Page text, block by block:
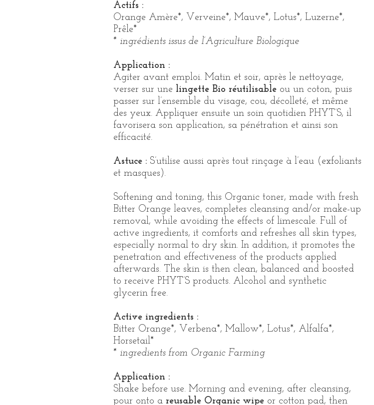
Actifs :
Orange Amère*, Verveine*, Mauve*, Lotus*, Luzerne*,
Prêle*
* ingrédients issus de l’Agriculture Biologique
Application :
Agiter avant emploi. Matin et soir, après le nettoyage,
verser sur une lingette Bio réutilisable ou un coton, puis
passer sur l’ensemble du visage, cou, décolleté, et même
des yeux. Appliquer ensuite un soin quotidien PHYT’S, il
favorisera son application, sa pénétration et ainsi son
efficacité.
Astuce : S’utilise aussi après tout rinçage à l’eau (exfoliants
et masques).
Softening and toning, this Organic toner, made with fresh
Bitter Orange leaves, completes cleansing and/or make-up
removal, while avoiding the effects of limescale. Full of
active ingredients, it comforts and refreshes all skin types,
especially normal to dry skin. In addition, it promotes the
penetration and effectiveness of the products applied
afterwards. The skin is then clean, balanced and boosted
to receive PHYT’S products. Alcohol and synthetic
glycerin free.
Active ingredients :
Bitter Orange*, Verbena*, Mallow*, Lotus*, Alfalfa*,
Horsetail*
* ingredients from Organic Farming
Application :
Shake before use. Morning and evening, after cleansing,
pour onto a reusable Organic wipe or cotton pad, then